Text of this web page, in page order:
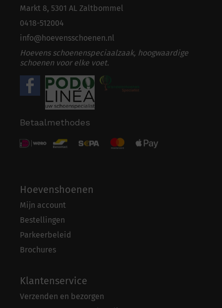
Markt 8, 5301 AL Zaltbommel
0418-512004
info@hoevensschoenen.nl
Hoevens schoenenspeciaalzaak, hoogwaardige
schoenen voor elke voet.
Betaalmethodes
Hoevenshoenen
Mijn account
Bestellingen
Parkeerbeleid
Brochures
Klantenservice
Verzenden en bezorgen